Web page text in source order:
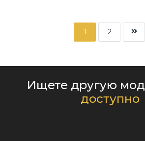
1 2
Ищете другую
доступно